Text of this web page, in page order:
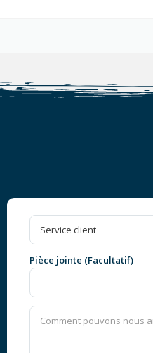
Pièce jointe (Facultatif)